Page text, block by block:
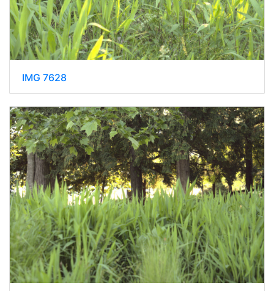
IMG 7628